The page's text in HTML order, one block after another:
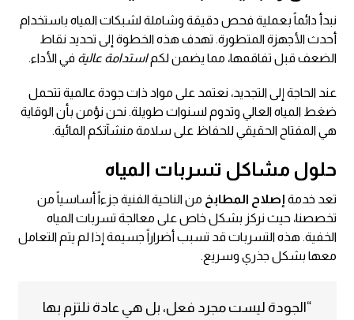
نبدأ دائماً بعملية فحص دقيقة وشاملة لشبكات المياه باستخدام
أحدث الأجهزة المتطورة. تهدف هذه الخطوة إلى تحديد نقاط
الضعف قبل تفاقمها، مما يضمن لكماستدامة عالية في الأداء.
عند الحاجة إلى التجديد، نعتمد على مواد ذات جودة عالمية تتحمل
ضغط المياه العالي وتدوم لسنوات طويلة. نحن نؤمن بأن الوقاية
هي المفتاح الحقيقي للحفاظ على سلامة منشآتكم المائية.
حلول مشاكل تسربات المياه
تعد خدمة إصلاح المطابخ من الناحية الفنية جزءاً أساسياً من
تخصصنا، حيث نركز بشكل خاص على معالجة تسربات المياه
الخفية. هذه التسربات قد تسبب أضراراً جسيمة إذا لم يتم التعامل
معها بشكل جذري وسريع.
“الجودة ليست مجرد فعل، بل هي عادة نلتزم بها